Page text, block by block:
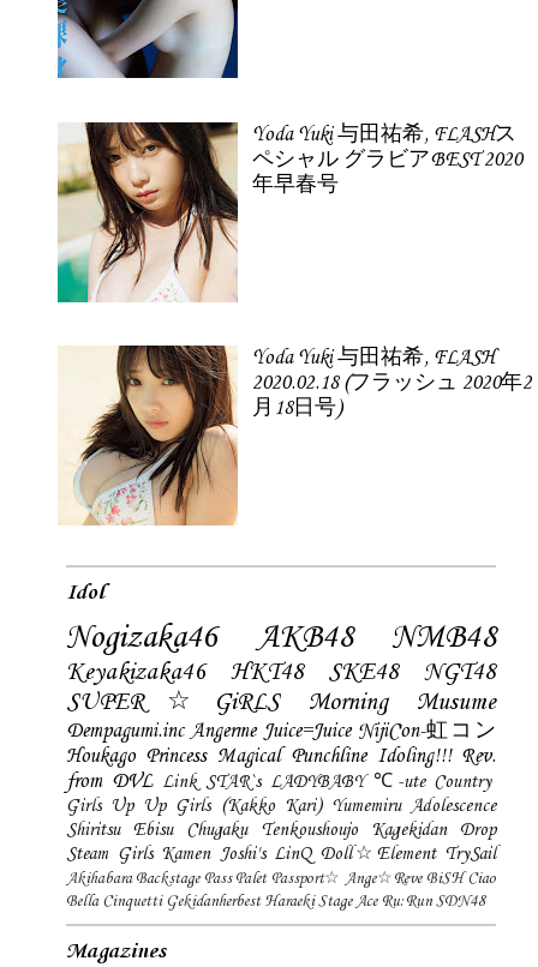
Yoda Yuki 与田祐希, FLASHス
ペシャル グラビアBEST 2020
年早春号
Yoda Yuki 与田祐希, FLASH
2020.02.18 (フラッシュ 2020年2
月18日号)
Idol
Nogizaka46 AKB48 NMB48
Keyakizaka46 HKT48 SKE48
NGT48
SUPER☆GiRLS
Morning Musume
Dempagumi.inc Angerme Juice=Juice NijiCon-虹コン
Houkago Princess Magical Punchline Idoling!!! Rev.
from DVL Link STAR`s LADYBABY ℃-ute Country
Girls Up Up Girls (Kakko Kari) Yumemiru Adolescence
Shiritsu Ebisu Chugaku
Tenkoushoujo Kagekidan
Drop
Steam Girls Kamen Joshi's LinQ Doll☆Element TrySail
Akihabara Backstage Pass Palet Passport☆ Ange☆Reve BiSH Ciao
Bella Cinquetti Gekidanherbest Haraeki Stage Ace Ru:Run SDN48
Magazines